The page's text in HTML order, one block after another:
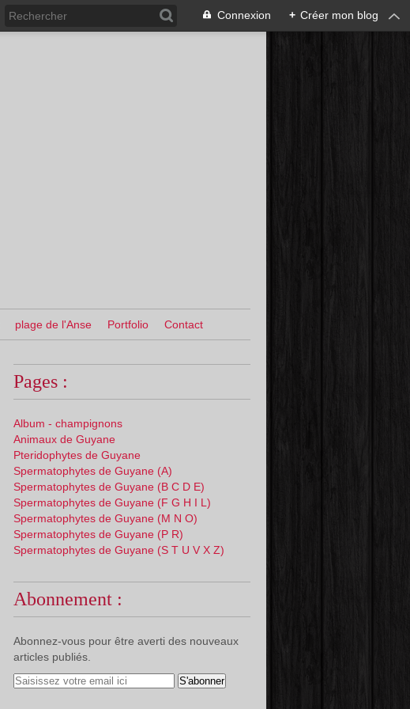
Connexion + Créer mon blog
plage de l'Anse Portfolio Contact
Pages :
Album - champignons
Animaux de Guyane
Pteridophytes de Guyane
Spermatophytes de Guyane (A)
Spermatophytes de Guyane (B C D E)
Spermatophytes de Guyane (F G H I L)
Spermatophytes de Guyane (M N O)
Spermatophytes de Guyane (P R)
Spermatophytes de Guyane (S T U V X Z)
Abonnement :
Abonnez-vous pour être averti des nouveaux
articles publiés.